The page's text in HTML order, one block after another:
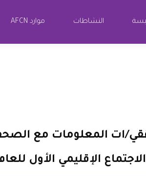
النشاطات موارد AFCN
ات المعلومات مع
الإقليمي الأول للعام